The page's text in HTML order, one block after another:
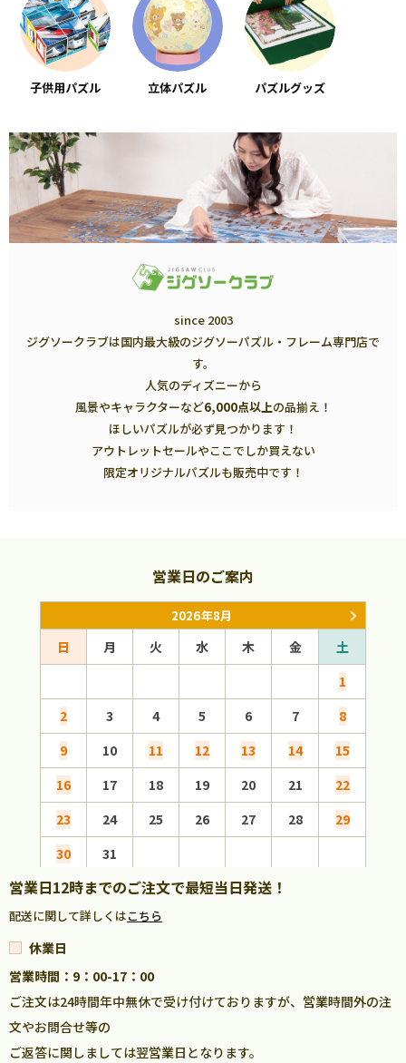
子供用パズル 立体パズル パズルグッズ
since 2003
ジグソークラブは国内最大級のジグソーパズル・フレーム専門店で
す。
人気のディズニーから
風景やキャラクターなど6,000点以上の品揃え！
ほしいパズルが必ず見つかります！
アウトレットセールやここでしか買えない
限定オリジナルパズルも販売中です！
営業日のご案内
2026年8月
日 月 火 水 木 金
土
1
2
3 4 5 6 7
8
9
10 11 12 13 14
15
16
17 18 19 20 21
22
23
24 25 26 27 28
29
30
31
営業日12時までのご注文で最短当日発送！
配送に関して詳しくはこちら
休業日
営業時間：9：00-17：00
ご注文は24時間年中無休で受け付けておりますが、営業時間外の注
文やお問合せ等の
ご返答に関しましては翌営業日となります。